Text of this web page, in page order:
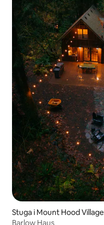
Stuga i Mount Hood Village
Barlow Haus